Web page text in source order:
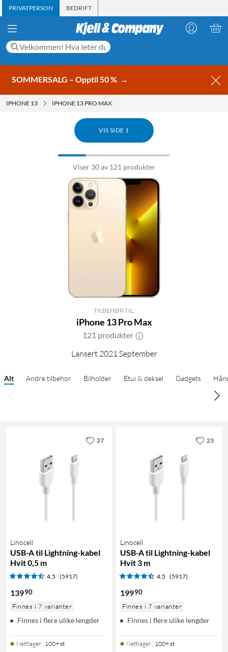
PRIVATPERSON BEDRIFT
SOMMERSALG – Opptil 50 % →
IPHONE 13 IPHONE 13 PRO MAX
TILBEHØR TIL:
iPhone 13 Pro Max
121 produkter
Lansert 2021 September
Alt Andre tilbehør Bilholder Etui & deksel Gadgets
VIS SIDE 1
Viser 30 av 121 produkter
Linocell
USB-A til Lightning-kabel
Hvit 0,5 m
4.5 (5917)
13990
Finnes i 7 varianter
Finnes i flere ulike lengder
Nettlager: 100+ st
27
Linocell
USB-A til Lightning-kabel
Hvit 3 m
4.5 (5917)
19990
Finnes i 7 varianter
Finnes i flere ulike lengder
Nettlager: 100+ st
23